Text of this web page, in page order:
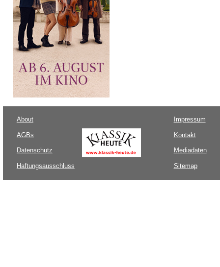
About
AGBs
Datenschutz
Haftungsausschluss
Impressum
Kontakt
Mediadaten
Sitemap